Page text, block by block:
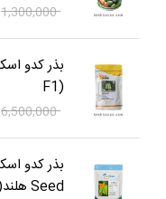
1,300,000
F1)
6,500,000
Seed هلند(نیدرلند)